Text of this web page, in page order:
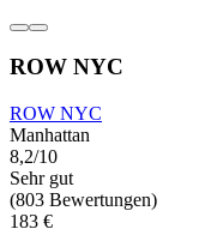
ROW NYC
ROW NYC
Manhattan
8,2/10
Sehr gut
(803 Bewertungen)
183 €